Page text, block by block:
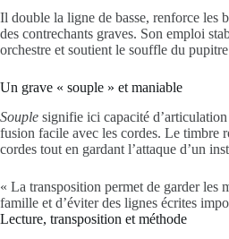
Il double la ligne de basse, renforce les
des contrechants graves. Son emploi
orchestre et soutient le souffle du
Un grave « souple » et maniable
Souple signifie ici capacité
fusion facile avec les cordes. Le timbre
cordes tout en gardant l’attaque d’un
« La transposition permet de garder les
famille et d’éviter des lignes écrites
Lecture, transposition et méthode